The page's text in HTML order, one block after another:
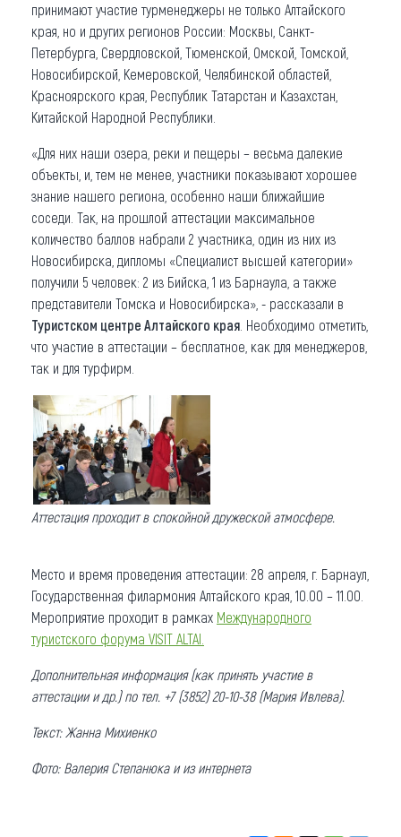
принимают участие турменеджеры не только Алтайского
края, но и других регионов России: Москвы, Санкт-
Петербурга, Свердловской, Тюменской, Омской, Томской,
Новосибирской, Кемеровской, Челябинской областей,
Красноярского края, Республик Татарстан и Казахстан,
Китайской Народной Республики.
«Для них наши озера, реки и пещеры – весьма далекие
объекты, и, тем не менее, участники показывают хорошее
знание нашего региона, особенно наши ближайшие
соседи. Так, на прошлой аттестации максимальное
количество баллов набрали 2 участника, один из них из
Новосибирска, дипломы «Специалист высшей категории»
получили 5 человек: 2 из Бийска, 1 из Барнаула, а также
представители Томска и Новосибирска», - рассказали в
Туристском центре Алтайского края . Необходимо отметить,
что участие в аттестации – бесплатное, как для менеджеров,
так и для турфирм.
Аттестация проходит в спокойной дружеской атмосфере.
Место и время проведения аттестации: 28 апреля, г. Барнаул,
Государственная филармония Алтайского края, 10.00 – 11.00.
Мероприятие проходит в рамках Международного
туристского форума VISIT ALTAI.
Дополнительная информация (как принять участие в
аттестации и др.) по тел. +7 (3852) 20-10-38 (Мария Ивлева).
Текст: Жанна Михиенко
Фото: Валерия Степанюка и из интернета